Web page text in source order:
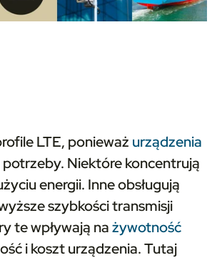
LTE, ponieważ urządzenia
potrzeby. Niektóre koncentrują
energii. Inne obsługują
szybkości transmisji
te wpływają nażywotność
i koszt urządzenia. Tutaj